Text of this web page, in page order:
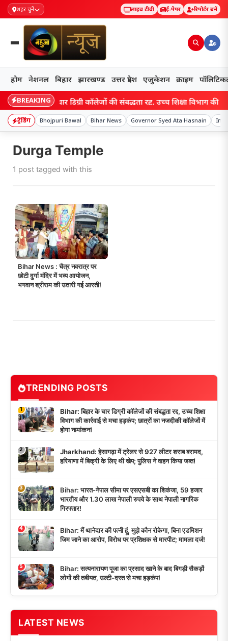
शहर चुनें लाइव टीवी ई-पेपर रिपोर्टर बनें
होम नेशनल बिहार झारखण्ड उत्तर प्रदेश एजुकेशन क्राइम
BREAKING
बिहार के चार डिग्री कॉलेजों की संबद्धता रद्द, उच्च शिक्षा विभाग की
ट्रेंडिंग Bhojpuri Bawal Bihar News Governor Syed Ata Hasnain
Durga Temple
1 post tagged with this
Bihar News : चैत्र नवरात्र पर
छोटी दुर्गा मंदिर में भव्य आयोजन,
भगवान श्रीराम की उतारी गई आरती!
TRENDING POSTS
1
Bihar: बिहार के चार डिग्री कॉलेजों की संबद्धता रद्द, उच्च शिक्षा
विभाग की कार्रवाई से मचा हड़कंप; छात्रों का नजदीकी कॉलेजों में
होगा नामांकन!
2
Jharkhand: हेसागढ़ा में ट्रेलर से 927 लीटर शराब बरामद,
हरियाणा में बिक्री के लिए थी खेप; पुलिस ने वाहन किया जब्त!
3
Bihar: भारत-नेपाल सीमा पर एसएसबी का शिकंजा, 59 हजार
भारतीय और 1.30 लाख नेपाली रुपये के साथ नेपाली नागरिक
गिरफ्तार!
4
Bihar: मैं थानेदार की पत्नी हूं, मुझे कौन रोकेगा, बिना एडमिशन
जिम जाने का आरोप, विरोध पर प्रशिक्षक से मारपीट; मामला दर्ज!
5
Bihar: सत्यनारायण पूजा का प्रसाद खाने के बाद बिगड़ी सैकड़ों
लोगों की तबीयत, उल्टी-दस्त से मचा हड़कंप!
LATEST NEWS